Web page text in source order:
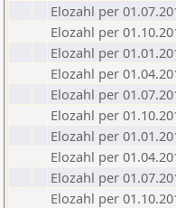
Elozahl per
Elozahl per
Elozahl per
Elozahl per
Elozahl per
Elozahl per
Elozahl per
Elozahl per
Elozahl per
Elozahl per